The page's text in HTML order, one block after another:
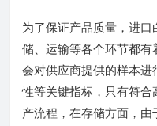
为了保证产品质量，进
储、运输等各个环节都
会对供应商提供的样本
性等关键指标，只有符
产流程，在存储方面，